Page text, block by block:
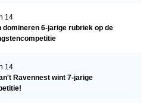
14
domineren 6-jarige rubriek op de
14
Ravennest wint 7-jarige